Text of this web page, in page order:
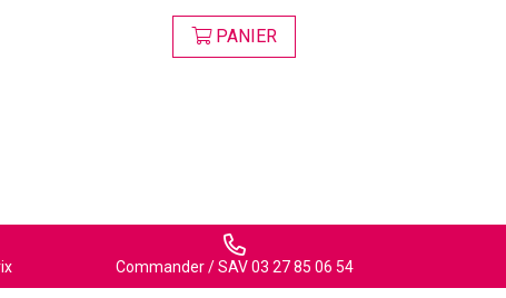
PANIER
Commander / SAV 03 27 85 06 54